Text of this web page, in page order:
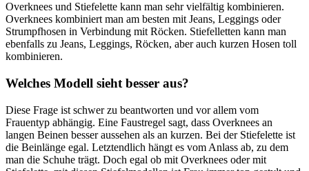
Overknees und Stiefelette kann man sehr vielfältig kombinieren.
Overknees kombiniert man am besten mit Jeans, Leggings oder
Strumpfhosen in Verbindung mit Röcken. Stiefelletten kann man
ebenfalls zu Jeans, Leggings, Röcken, aber auch kurzen Hosen toll
kombinieren.
Welches Modell sieht besser aus?
Diese Frage ist schwer zu beantworten und vor allem vom
Frauentyp abhängig. Eine Faustregel sagt, dass Overknees an
langen Beinen besser aussehen als an kurzen. Bei der Stiefelette ist
die Beinlänge egal. Letztendlich hängt es vom Anlass ab, zu dem
man die Schuhe trägt. Doch egal ob mit Overknees oder mit